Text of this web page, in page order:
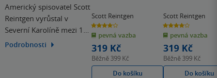
Americký spisovatel Scott
Reintgen vyrůstal v
Severní Karolíně mezi 14
bratranci. Odjakživa byl
Podrobnosti
Scott Reintgen
4.1
z
5
hvězdiček
pevná vazba
319 Kč
Běžně 399 Kč
Do košíku
Scott Reintgen
4.0
z
5
hvězdiček
pevná vazba
319 Kč
Běžně 399 Kč
Do košíku